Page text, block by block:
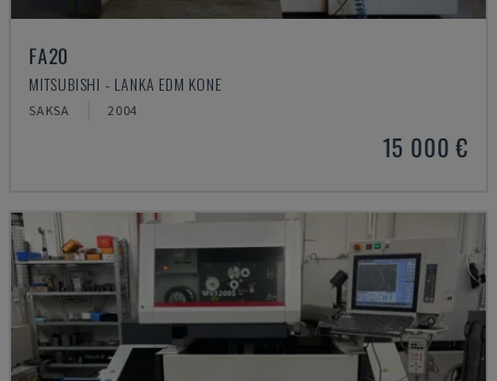
FA20
MITSUBISHI - LANKA EDM KONE
SAKSA 2004
15 000 €